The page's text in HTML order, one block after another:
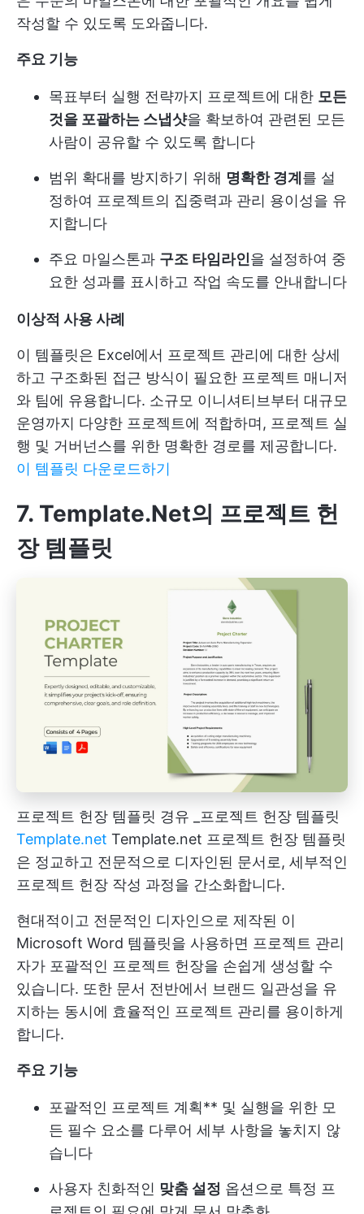
작성할 수 있도록 도와줍니다.
주요 기능
목표부터 실행 전략까지 프로젝트에 대한 모든
것을 포괄하는 스냅샷을 확보하여 관련된 모든
사람이 공유할 수 있도록 합니다
범위 확대를 방지하기 위해 명확한 경계 를 설
정하여 프로젝트의 집중력과 관리 용이성을 유
지합니다
주요 마일스톤과 구조 타임라인을 설정하여 중
요한 성과를 표시하고 작업 속도를 안내합니다
이상적 사용 사례
이 템플릿은 Excel에서 프로젝트 관리에 대한 상세
하고 구조화된 접근 방식이 필요한 프로젝트 매니저
와 팀에 유용합니다. 소규모 이니셔티브부터 대규모
운영까지 다양한 프로젝트에 적합하며, 프로젝트 실
행 및 거버넌스를 위한 명확한 경로를 제공합니다.
이 템플릿 다운로드하기
7. Template.Net의 프로젝트 헌
장 템플릿
프로젝트 헌장 템플릿 경유 _프로젝트 헌장 템플릿
Template.net Template.net 프로젝트 헌장 템플릿
은 정교하고 전문적으로 디자인된 문서로, 세부적인
프로젝트 헌장 작성 과정을 간소화합니다.
현대적이고 전문적인 디자인으로 제작된 이
Microsoft Word 템플릿을 사용하면 프로젝트 관리
자가 포괄적인 프로젝트 헌장을 손쉽게 생성할 수
있습니다. 또한 문서 전반에서 브랜드 일관성을 유
지하는 동시에 효율적인 프로젝트 관리를 용이하게
합니다.
주요 기능
포괄적인 프로젝트 계획** 및 실행을 위한 모
든 필수 요소를 다루어 세부 사항을 놓치지 않
습니다
사용자 친화적인 맞춤 설정 옵션으로 특정 프